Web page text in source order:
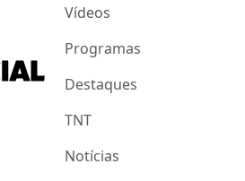
Vídeos
Programas
Destaques
TNT
Notícias